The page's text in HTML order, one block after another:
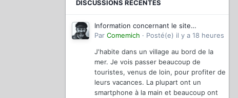
DISCUSSIONS RÉCENTES
Information concernant le site
magazinevideo
Par Comemich · Posté(e) il y a 18 heures
J'habite dans un village au bord de la
mer. Je vois passer beaucoup de
touristes, venus de loin, pour profiter de
leurs vacances. La plupart ont un
smartphone à la main et beaucoup ont